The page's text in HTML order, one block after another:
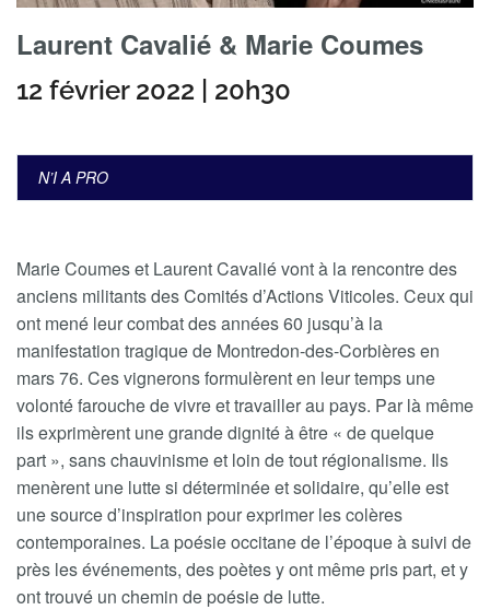
Laurent Cavalié & Marie Coumes
12 février 2022 | 20h30
N’I A PRO
Marie Coumes et Laurent Cavalié vont à la rencontre des
anciens militants des Comités d’Actions Viticoles. Ceux qui
ont mené leur combat des années 60 jusqu’à la
manifestation tragique de Montredon-des-Corbières en
mars 76. Ces vignerons formulèrent en leur temps une
volonté farouche de vivre et travailler au pays. Par là même
ils exprimèrent une grande dignité à être « de quelque
part », sans chauvinisme et loin de tout régionalisme. Ils
menèrent une lutte si déterminée et solidaire, qu’elle est
une source d’inspiration pour exprimer les colères
contemporaines. La poésie occitane de l’époque à suivi de
près les événements, des poètes y ont même pris part, et y
ont trouvé un chemin de poésie de lutte.